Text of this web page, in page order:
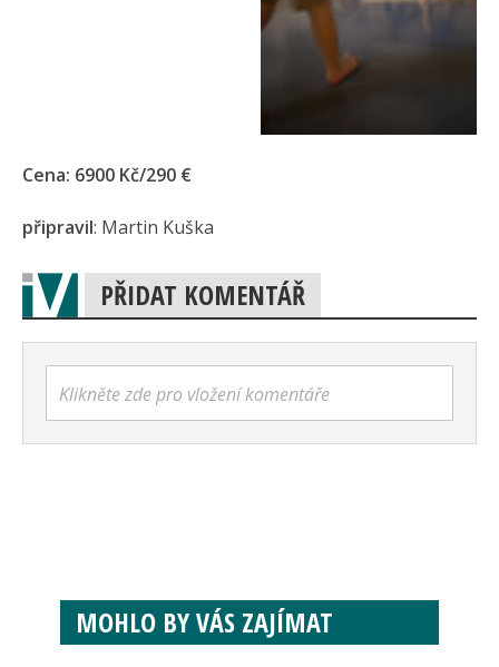
Cena: 6900 Kč/290 €
připravil: Martin Kuška
PŘIDAT KOMENTÁŘ
Klikněte zde pro vložení komentáře
MOHLO BY VÁS ZAJÍMAT